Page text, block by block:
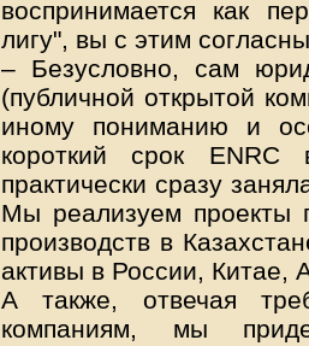
воспринимается как
лигу", вы с этим
– Безусловно, сам
(публичной открытой
иному пониманию и
короткий срок
практически сразу
Мы реализуем проекты
производств в
активы в России, Китае,
А также, отвечая
компаниям, мы